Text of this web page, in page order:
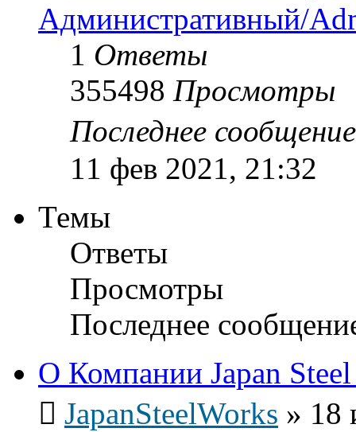
Административный/
1 Ответы
355498 Просмотры
Последнее
11 фев 2021, 21:32
Темы
Ответы
Просмотры
Последнее
О Компании Japan
JapanSteelWorks » 18